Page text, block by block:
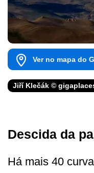
Ver no mapa do
Jiří Klečák ©
Descida da
Há mais 40